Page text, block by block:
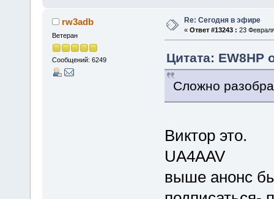
rw3adb
Ветеран
Сообщений: 6249
Re: Сегодня в эфире
« Ответ #13243 : 23
Цитата: EW8HP
Сложно
Виктор это.
UA4AAV
выше анонс